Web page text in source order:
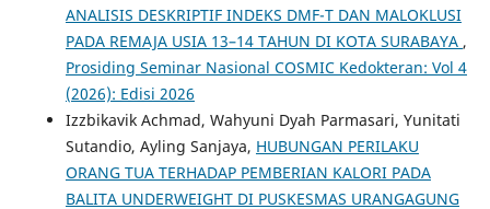
ANALISIS DESKRIPTIF INDEKS DMF-T DAN MALOKLUSI
PADA REMAJA USIA 13–14 TAHUN DI KOTA SURABAYA ,
Prosiding Seminar Nasional COSMIC Kedokteran: Vol 4
(2026): Edisi 2026
Izzbikavik Achmad, Wahyuni Dyah Parmasari, Yunitati
Sutandio, Ayling Sanjaya, HUBUNGAN PERILAKU
ORANG TUA TERHADAP PEMBERIAN KALORI PADA
BALITA UNDERWEIGHT DI PUSKESMAS URANGAGUNG